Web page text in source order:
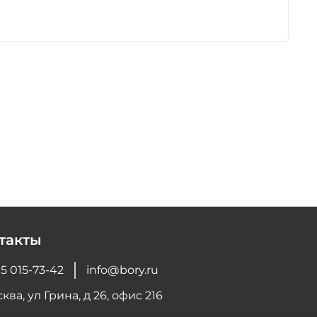
015-73-42
info@bory.ru
ул Грина, д 26, офис 216